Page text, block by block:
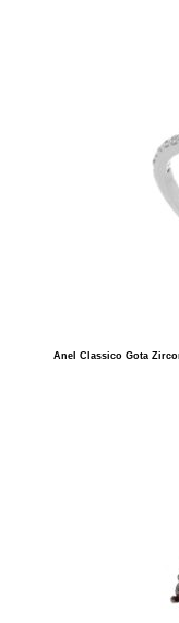
Anel Classico Gota